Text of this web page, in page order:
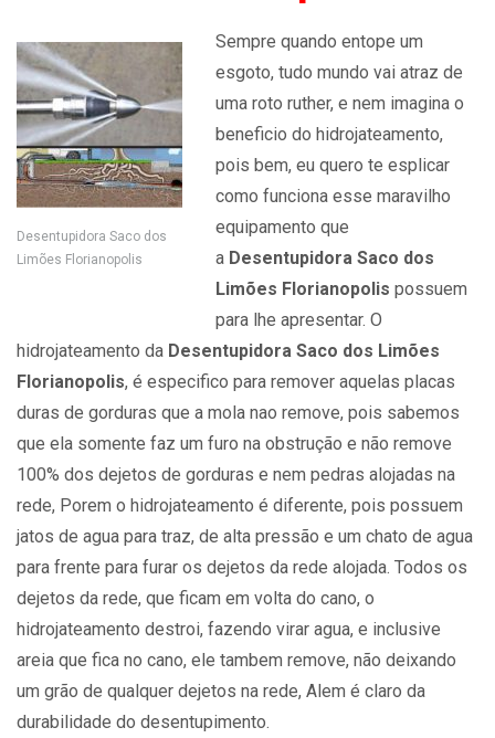
Desentupidora Saco dos
Limões Florianopolis
Sempre quando entope um
esgoto, tudo mundo vai atraz de
uma roto ruther, e nem imagina o
beneficio do hidrojateamento,
pois bem, eu quero te esplicar
como funciona esse maravilho
equipamento que
a Desentupidora Saco dos
Limões Florianopolis possuem
para lhe apresentar. O
hidrojateamento da Desentupidora Saco dos Limões
Florianopolis, é especifico para remover aquelas placas
duras de gorduras que a mola nao remove, pois sabemos
que ela somente faz um furo na obstrução e não remove
100% dos dejetos de gorduras e nem pedras alojadas na
rede, Porem o hidrojateamento é diferente, pois possuem
jatos de agua para traz, de alta pressão e um chato de agua
para frente para furar os dejetos da rede alojada. Todos os
dejetos da rede, que ficam em volta do cano, o
hidrojateamento destroi, fazendo virar agua, e inclusive
areia que fica no cano, ele tambem remove, não deixando
um grão de qualquer dejetos na rede, Alem é claro da
durabilidade do desentupimento.